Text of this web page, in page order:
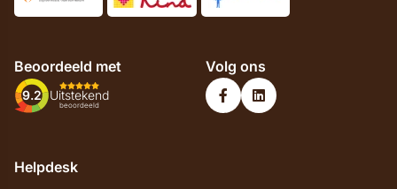
Beoordeeld met
9.2 Uitstekend
beoordeeld
Volg ons
Helpdesk